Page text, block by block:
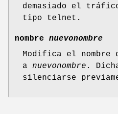
demasiado el
tipo telnet.
nombre nuevonombre
Modifica el
a nuevonombre .
silenciarse